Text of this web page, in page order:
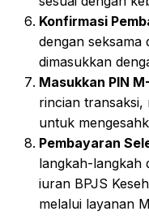
Konfirmasi
dengan seksama
dimasukkan
Masukkan PIN
rincian
untuk
Pembayaran
langkah-langkah
iuran BPJS
melalui layanan